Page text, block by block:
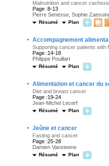
Malnutrition and cancer
Page :8-13
Pierre Senesse, Sophie
Résumé Plan
· Accompagnement
Supporting cancer patients with
Page :14-18
Philippe Pouillart
Résumé Plan
· Alimentation et cancer du
Diet and breast cancer
Page :19-24
Jean-Michel Lecerf
Résumé Plan
· Jeûne et cancer
Fasting and cancer
Page :25-28
Damien Vansteene
Résumé Plan